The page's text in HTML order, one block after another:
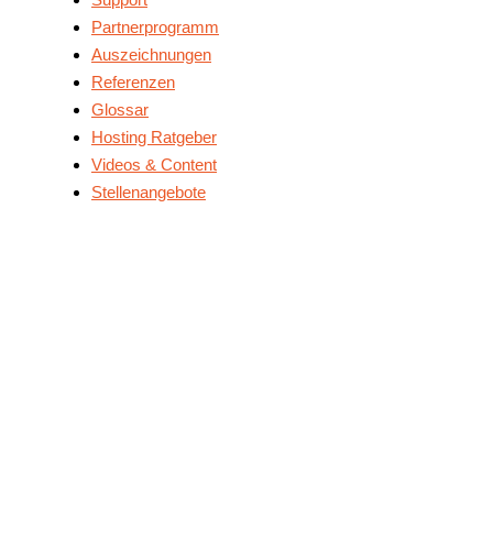
Partnerprogramm
Auszeichnungen
Referenzen
Glossar
Hosting Ratgeber
Videos & Content
Stellenangebote